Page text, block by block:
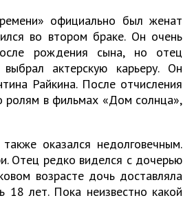
официально был женат
во втором браке. Он очень
рождения сына, но отец
актерскую карьеру. Он
Райкина. После отчисления
ролям в фильмах «Дом солнца»,
оказался недолговечным.
Отец редко виделся с дочерью
возрасте дочь доставляла
18 лет. Пока неизвестно какой